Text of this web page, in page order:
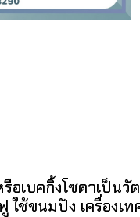
รือเบคกิ้งโซดาเป็
ช้ขนมปัง เครื่องเ